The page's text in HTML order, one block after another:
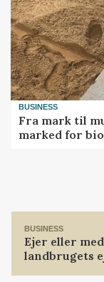
BUSINESS
Fra mark til
marked for
BUSINESS
Ejer eller
landbrugets